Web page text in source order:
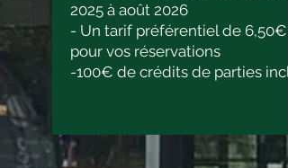
2025 à août 2026
- Un tarif préférentiel de 6,50€
pour vos réservations
-100€ de crédits de parties